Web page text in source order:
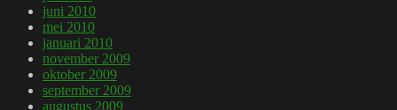
juni 2010
mei 2010
januari 2010
november 2009
oktober 2009
september 2009
augustus 2009